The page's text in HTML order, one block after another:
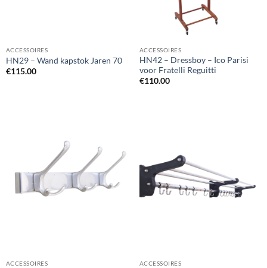
ACCESSOIRES
HN29 – Wand kapstok Jaren 70
€115.00
ACCESSOIRES
HN42 – Dressboy – Ico Parisi
voor Fratelli Reguitti
€110.00
ACCESSOIRES ACCESSOIRES